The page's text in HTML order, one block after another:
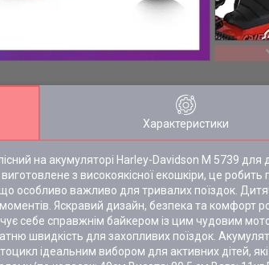
Характеристики
на акумуляторі Harley-Davidson M 5739
з високоякісної екошкіри, це
особливо важливо для тривалих поїздок.
Яскравий дизайн, безпека та комфорт
себе справжнім байкером із цим чудовим
швидкість для захопливих поїздок.
ідеальним вибором для активних дітей,